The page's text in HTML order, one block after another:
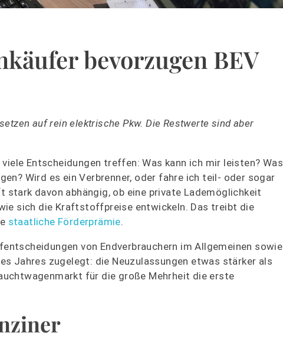
bevorzugen BEV
auf rein elektrische Pkw. Die Restwerte sind aber
Entscheidungen treffen: Was kann ich mir leisten? Was
Wird es ein Verbrenner, oder fahre ich teil- oder sogar
davon abhängig, ob eine private Lademöglichkeit
sich die Kraftstoffpreise entwickeln. Das treibt die
staatliche Förderprämie.
von Endverbrauchern im Allgemeinen sowie
Jahres zugelegt: die Neuzulassungen etwas stärker als
für die große Mehrheit die erste